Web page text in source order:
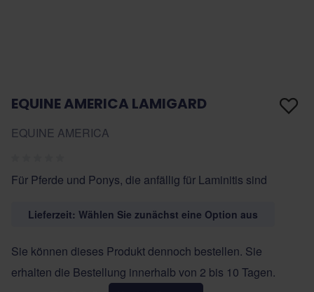
EQUINE AMERICA LAMIGARD
EQUINE AMERICA
Für Pferde und Ponys, die anfällig für Laminitis sind
Lieferzeit: Wählen Sie zunächst eine Option aus
Sie können dieses Produkt dennoch bestellen. Sie
erhalten die Bestellung innerhalb von 2 bis 10 Tagen.